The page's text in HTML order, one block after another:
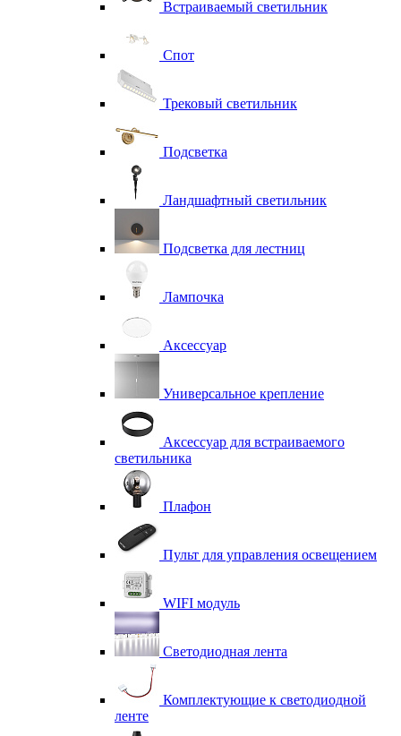
Встраиваемый светильник
Спот
Трековый светильник
Подсветка
Ландшафтный светильник
Подсветка для лестниц
Лампочка
Аксессуар
Универсальное крепление
Аксессуар для встраиваемого
светильника
Плафон
Пульт для управления освещением
WIFI модуль
Светодиодная лента
Комплектующие к светодиодной
ленте